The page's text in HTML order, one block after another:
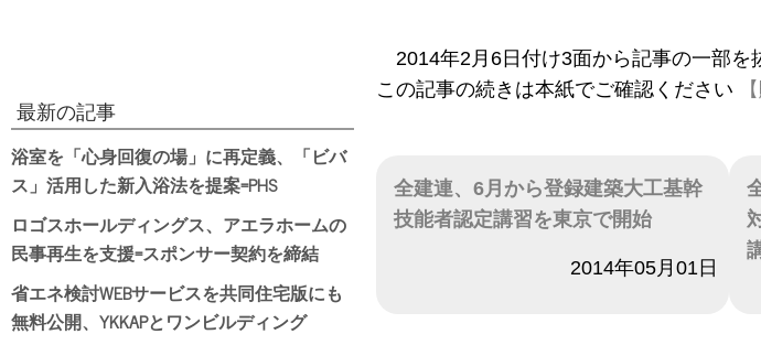
2014年2月6日付け3面から記事の一部を
この記事の続きは本紙でご確認ください
全建連、6月から登録建築大工基幹
技能者認定講習を東京で開始
2014年05月01日
最新の記事
浴室を「心身回復の場」に再定義、「ビバ
ス」活用した新入浴法を提案=PHS
ロゴスホールディングス、アエラホームの
民事再生を支援=スポンサー契約を締結
省エネ検討WEBサービスを共同住宅版にも
無料公開、YKKAPとワンビルディング